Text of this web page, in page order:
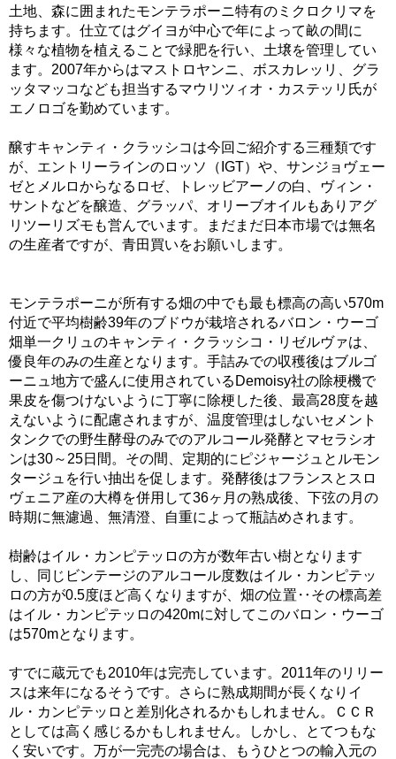
土地、森に囲まれたモンテラポーニ特有のミクロクリマを
持ちます。仕立てはグイヨが中心で年によって畝の間に
様々な植物を植えることで緑肥を行い、土壌を管理してい
ます。2007年からはマストロヤンニ、ボスカレッリ、グラ
ッタマッコなども担当するマウリツィオ・カステッリ氏が
エノロゴを勤めています。
醸すキャンティ・クラッシコは今回ご紹介する三種類です
が、エントリーラインのロッソ（IGT）や、サンジョヴェー
ゼとメルロからなるロゼ、トレッビアーノの白、ヴィン・
サントなどを醸造、グラッパ、オリーブオイルもありアグ
リツーリズモも営んでいます。まだまだ日本市場では無名
の生産者ですが、青田買いをお願いします。
モンテラポーニが所有する畑の中でも最も標高の高い570m
付近で平均樹齢39年のブドウが栽培されるバロン・ウーゴ
畑単一クリュのキャンティ・クラッシコ・リゼルヴァは、
優良年のみの生産となります。手詰みでの収穫後はブルゴ
ーニュ地方で盛んに使用されているDemoisy社の除梗機で
果皮を傷つけないように丁寧に除梗した後、最高28度を越
えないように配慮されますが、温度管理はしないセメント
タンクでの野生酵母のみでのアルコール発酵とマセラシオ
ンは30～25日間。その間、定期的にピジャージュとルモン
タージュを行い抽出を促します。発酵後はフランスとスロ
ヴェニア産の大樽を併用して36ヶ月の熟成後、下弦の月の
時期に無濾過、無清澄、自重によって瓶詰めされます。
樹齢はイル・カンピテッロの方が数年古い樹となります
し、同じビンテージのアルコール度数はイル・カンピテッ
ロの方が0.5度ほど高くなりますが、畑の位置‥その標高差
はイル・カンピテッロの420mに対してこのバロン・ウーゴ
は570mとなります。
すでに蔵元でも2010年は完売しています。2011年のリリー
スは来年になるそうです。さらに熟成期間が長くなりイ
ル・カンピテッロと差別化されるかもしれません。ＣＣＲ
としては高く感じるかもしれません。しかし、とてつもな
く安いです。万が一完売の場合は、もうひとつの輸入元の